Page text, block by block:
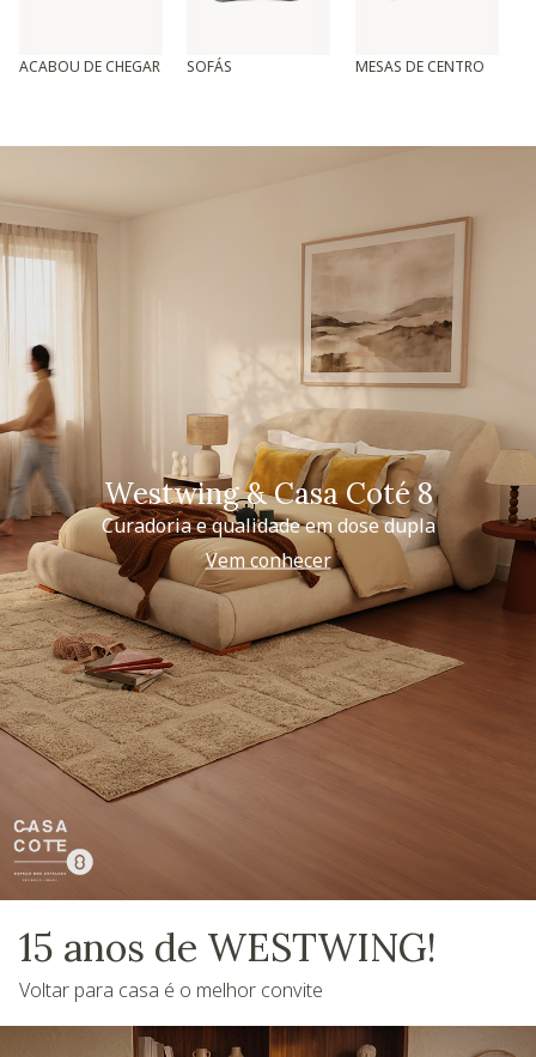
ACABOU DE CHEGAR SOFÁS MESAS DE CENTRO
Westwing & Casa Coté 8
Curadoria e qualidade em dose dupla
Vem conhecer
15 anos de WESTWING!
Voltar para casa é o melhor convite